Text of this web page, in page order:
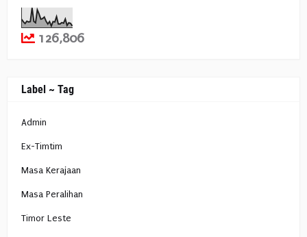
126,806
Label ~ Tag
Admin
Ex-Timtim
Masa Kerajaan
Masa Peralihan
Timor Leste